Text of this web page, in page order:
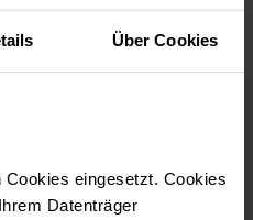
Über Cookies
eingesetzt. Cookies
Datenträger